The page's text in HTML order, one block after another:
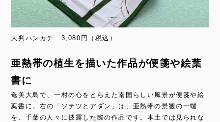
大判ハンカチ 3,080円（税込）
亜熱帯の植生を描いた作品が便箋や絵葉
書に
奄美大島で、一村の心をとらえた南国らしい風景が便箋や絵
葉書に。右の「ソテツとアダン」は、亜熱帯の景観の一端
を、千葉の人々に披露した際の作品です。本土では見られな